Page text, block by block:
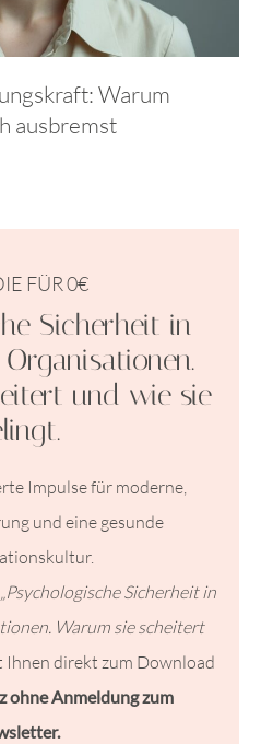
Warum
ausbremst
FÜR 0€
Sicherheit in
und wie sie
Impulse für moderne,
und eine gesunde
„Psychologische Sicherheit in
Warum sie scheitert
direkt zum Download
ohne Anmeldung zum